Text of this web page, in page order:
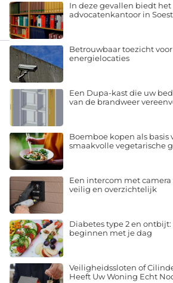
In deze gevallen biedt het
advocatenkantoor in
Betrouwbaar toezicht
energielocaties
Een Dupa-kast die uw
van de brandweer
Boemboe kopen als basis
smaakvolle vegetarische
Een intercom met camera
veilig en overzichtelijk
Diabetes type 2 en
beginnen met je dag
Veiligheidssloten of
Heeft Uw Woning Echt